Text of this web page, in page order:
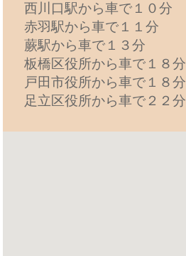
西川口駅から車で１０分
赤羽駅から車で１１分
蕨駅から車で１３分
板橋区役所から車で１８分
戸田市役所から車で１８分
足立区役所から車で２２分